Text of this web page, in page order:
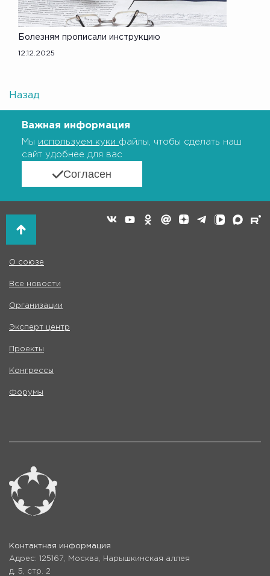
Болезням прописали инструкцию
12.12.2025
Назад
Важная информация
Мы используем куки файлы, чтобы сделать наш
сайт удобнее для вас
Согласен
О союзе
Все новости
Организации
Эксперт центр
Проекты
Конгрессы
Форумы
Контактная информация
Адрес: 125167, Москва, Нарышкинская аллея
д. 5, стр. 2